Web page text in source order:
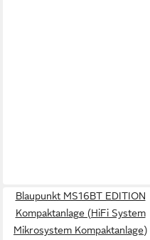
Blaupunkt MS16BT EDITION
Kompaktanlage (HiFi System
Mikrosystem Kompaktanlage)